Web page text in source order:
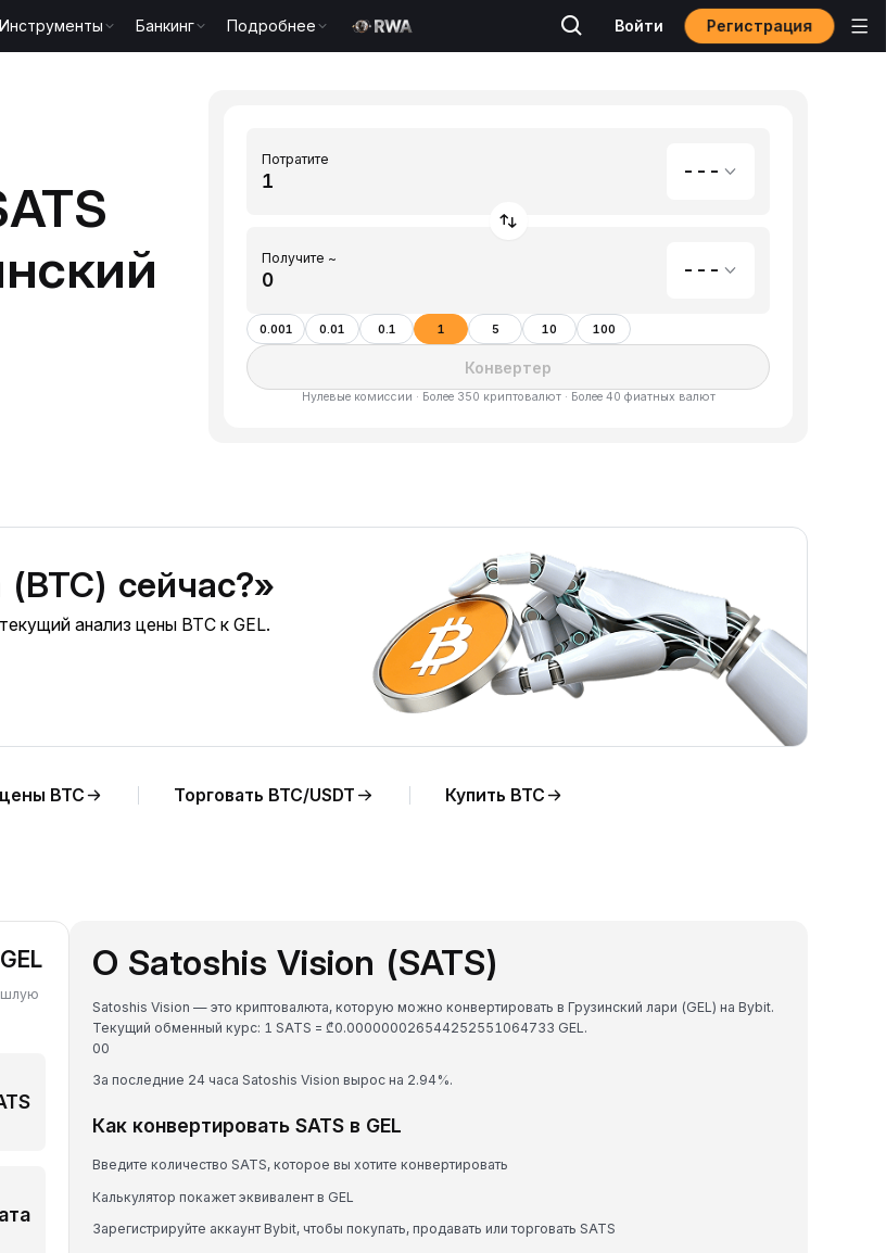
Инструменты Банкинг Подробнее Войти Регистрация
Потратите
---
Получите ~
---
0.001 0.01 0.1 1 5 10 100
Конвертер
Нулевые комиссии · Более 350 криптовалют · Более 40 фиатных валют
сейчас?»
анализ цены BTC к GEL.
BTC Торговать BTC/USDT Купить BTC
О Satoshis Vision (SATS)
Satoshis Vision — это криптовалюта, которую можно конвертировать в Грузинский лари (GEL) на Bybit.
Текущий обменный курс: 1 SATS = ₾0.000000026544252551064733 GEL.
00
За последние 24 часа Satoshis Vision вырос на 2.94%.
Как конвертировать SATS в GEL
Введите количество SATS, которое вы хотите конвертировать
Калькулятор покажет эквивалент в GEL
Зарегистрируйте аккаунт Bybit, чтобы покупать, продавать или торговать SATS